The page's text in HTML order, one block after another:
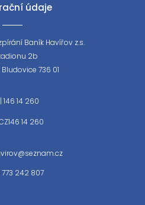
údaje
Baník Havířov z.s.
2b
736 01
146 14 260
14 260
242 807